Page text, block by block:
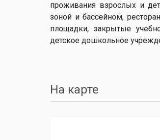
проживания взрослых и
зоной и бассейном,
площадки, закрытые
детское дошкольное
На карте